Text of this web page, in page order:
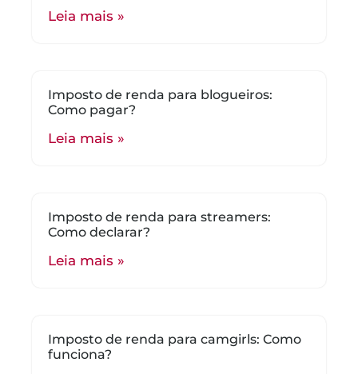
Leia mais »
Imposto de renda para blogueiros:
Como pagar?
Leia mais »
Imposto de renda para streamers:
Como declarar?
Leia mais »
Imposto de renda para camgirls: Como
funciona?